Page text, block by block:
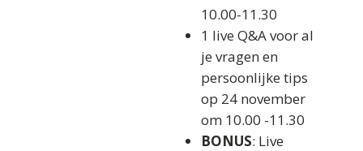
10.00-11.30
1 live Q&A voor al
je vragen en
persoonlijke tips
op 24 november
om 10.00 -11.30
BONUS: Live